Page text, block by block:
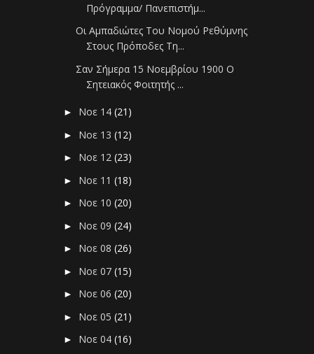
Πρόγραμμα/ Πανεπιστήμ...
Οι Αμπαδιώτες Του Νομού Ρεθύμνης
Στους Πρόποδες Τη...
Σαν Σήμερα 15 Νοεμβρίου 1900 Ο
Σητειακός Φοιτητής ...
► Νοε 14(21)
► Νοε 13(12)
► Νοε 12(23)
► Νοε 11(18)
► Νοε 10(20)
► Νοε 09(24)
► Νοε 08(26)
► Νοε 07(15)
► Νοε 06(20)
► Νοε 05(21)
► Νοε 04(16)